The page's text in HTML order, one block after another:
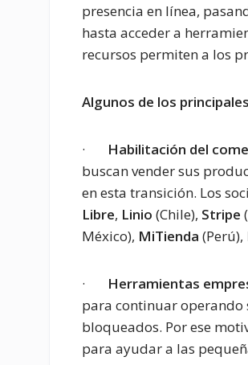
presencia en línea,
hasta acceder a
recursos permiten a los
Algunos de los
· Habilitación del
buscan vender sus
en esta transición. Los
Libre, Linio (Chile), Stripe
México), MiTienda (Perú),
· Herramientas
para continuar operando
bloqueados. Por ese
para ayudar a las